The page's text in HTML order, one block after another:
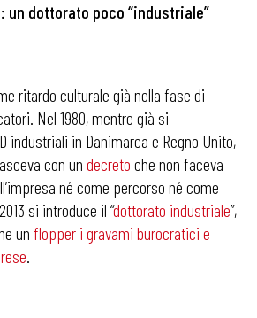
un dottorato poco “industriale”
ritardo culturale già nella fase di
Nel 1980, mentre già si
industriali in Danimarca e Regno Unito,
con un decreto che non faceva
né come percorso né come
si introduce il “dottorato industriale”,
un flopper i gravami burocratici e
.